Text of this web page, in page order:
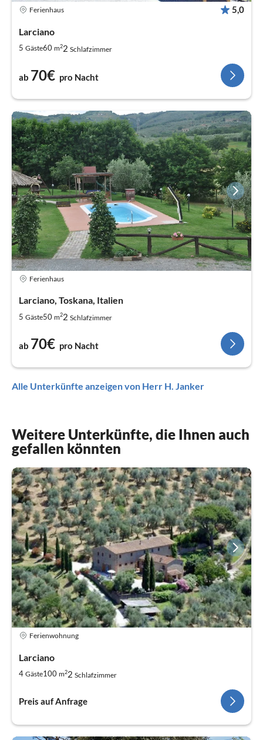
Ferienhaus 5,0
Larciano
5 Gäste60 m22 Schlafzimmer
ab 70€ pro Nacht
Ferienhaus
Larciano, Toskana, Italien
5 Gäste50 m22 Schlafzimmer
ab 70€ pro Nacht
Alle Unterkünfte anzeigen von Herr H. Janker
Weitere Unterkünfte, die Ihnen auch
gefallen könnten
Ferienwohnung
Larciano
4 Gäste100 m22 Schlafzimmer
Preis auf Anfrage